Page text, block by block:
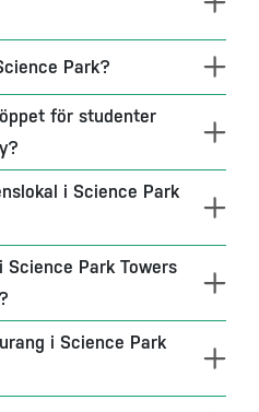
Park?
för studenter
i Science Park
Science Park Towers
i Science Park